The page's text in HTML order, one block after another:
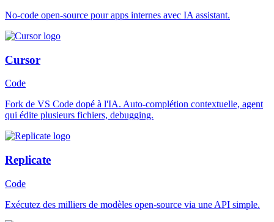
No-code open-source pour apps internes avec IA assistant.
Cursor
Code
Fork de VS Code dopé à l'IA. Auto-complétion contextuelle, agent
qui édite plusieurs fichiers, debugging.
Replicate
Code
Exécutez des milliers de modèles open-source via une API simple.